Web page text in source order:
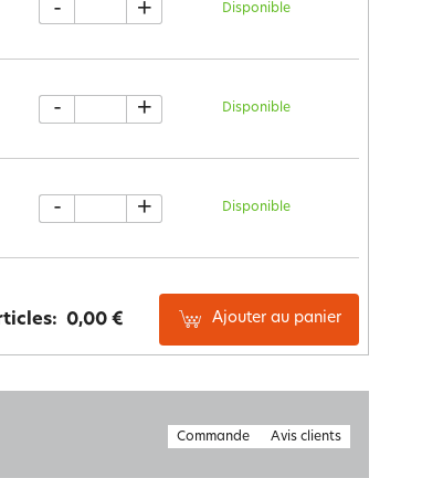
Disponible
- +
Disponible
- +
Disponible
- +
0,00 € Ajouter au panier
Commande Avis clients